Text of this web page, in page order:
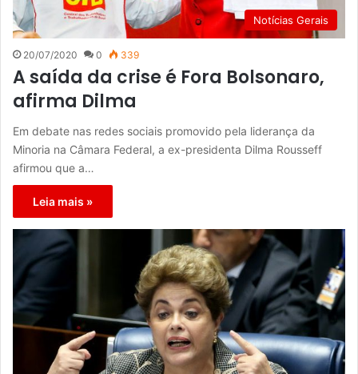
Notícias Gerais
20/07/2020 0 339
A saída da crise é Fora Bolsonaro,
afirma Dilma
Em debate nas redes sociais promovido pela liderança da
Minoria na Câmara Federal, a ex-presidenta Dilma Rousseff
afirmou que a…
Leia mais »